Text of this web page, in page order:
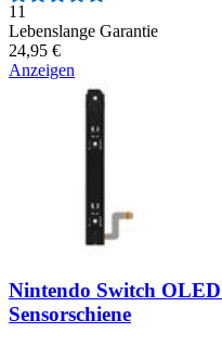
Anzahl der Bewertungen:
11
Lebenslange Garantie
24,95 €
Anzeigen
Nintendo Switch
Sensorschiene